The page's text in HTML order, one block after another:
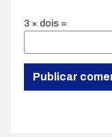
3 × dois =